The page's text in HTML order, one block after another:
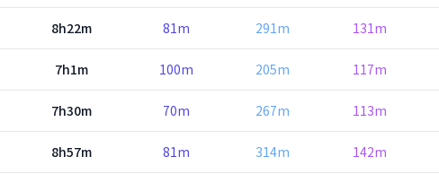
8h22m 81m 291m 131m
7h1m 100m 205m 117m
7h30m 70m 267m 113m
8h57m 81m 314m 142m